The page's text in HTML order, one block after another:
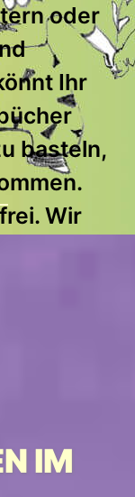
oder
Ihr
basteln,
Wir
IM